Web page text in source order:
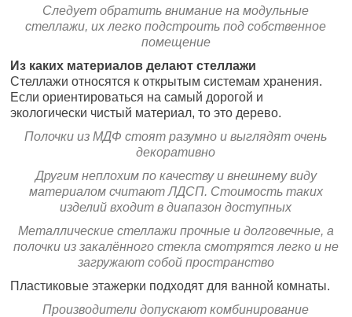
Следует обратить внимание на модульные
стеллажи, их легко подстроить под собственное
помещение
Из каких материалов делают стеллажи
Стеллажи относятся к открытым системам хранения.
Если ориентироваться на самый дорогой и
экологически чистый материал, то это дерево.
Полочки из МДФ стоят разумно и выглядят очень
декоративно
Другим неплохим по качеству и внешнему виду
материалом считают ЛДСП. Стоимость таких
изделий входит в диапазон доступных
Металлические стеллажи прочные и долговечные, а
полочки из закалённого стекла смотрятся легко и не
загружают собой пространство
Пластиковые этажерки подходят для ванной комнаты.
Производители допускают комбинирование